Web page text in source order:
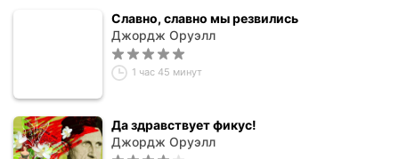
Славно, славно мы резвились
Джордж Оруэлл
1 час 45 минут
Да здравствует фикус!
Джордж Оруэлл